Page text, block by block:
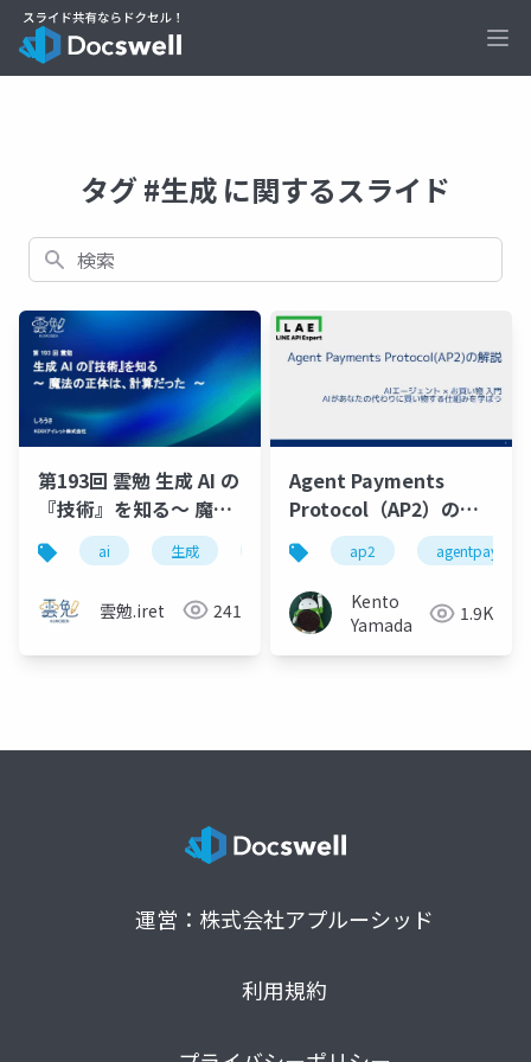
タグ #生成 に関するスライド
検索
第193回 雲勉 生成 AI の
『技術』を知る〜 魔法
の正体は、計算だった
〜
ai 生成 生成ai とは 仕組み
雲勉.iret 241
Agent Payments
Protocol（AP2）の解
説
ap2
Kento
Yamada
1.9K
運営：株式会社アプルーシッド
利用規約